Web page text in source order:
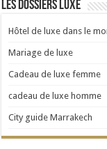
Les dossiers Luxe
Hôtel de luxe dans le
Mariage de luxe
Cadeau de luxe femme
cadeau de luxe homme
City guide Marrakech